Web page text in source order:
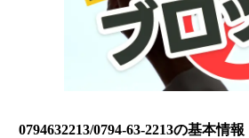
0794632213/0794-63-2213の基本情報